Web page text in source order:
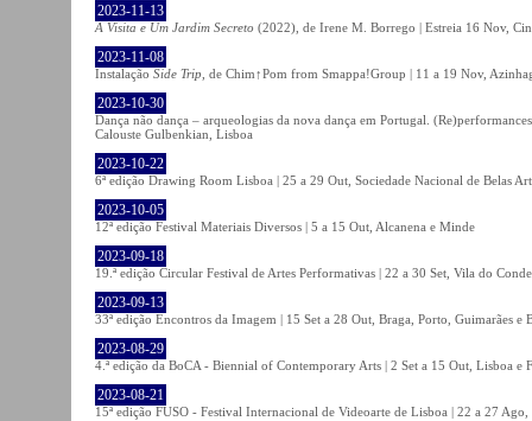
2023-11-13
A Visita e Um Jardim Secreto (2022), de Irene M. Borrego | Estreia 16 Nov,
2023-11-08
Instalação Side Trip , de Chim↑Pom from Smappa!Group | 11 a 19 Nov,
2023-10-30
Dança não dança – arqueologias da nova dança em Portugal.
Calouste Gulbenkian, Lisboa
2023-10-22
6ª edição Drawing Room Lisboa | 25 a 29 Out, Sociedade Nacional de Belas
2023-10-05
12ª edição Festival Materiais Diversos | 5 a 15 Out, Alcanena e Minde
2023-09-18
19.ª edição Circular Festival de Artes Performativas | 22 a 30 Set, Vila do Conde
2023-09-13
33ª edição Encontros da Imagem | 15 Set a 28 Out, Braga, Porto, Guimarães e
2023-08-29
4.ª edição da BoCA - Biennial of Contemporary Arts | 2 Set a 15 Out, Lisboa e
2023-08-21
15ª edição FUSO - Festival Internacional de Videoarte de Lisboa | 22 a 27